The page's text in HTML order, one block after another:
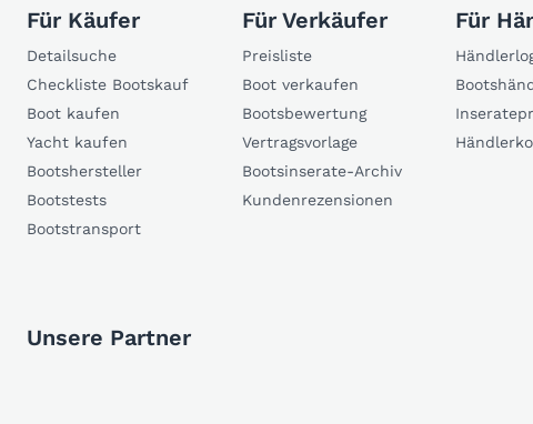
Für Käufer
Detailsuche
Checkliste Bootskauf
Boot kaufen
Yacht kaufen
Bootshersteller
Bootstests
Bootstransport
Für Verkäufer
Preisliste
Boot verkaufen
Bootsbewertung
Vertragsvorlage
Bootsinserate-Archiv
Kundenrezensionen
Für
Unsere Partner